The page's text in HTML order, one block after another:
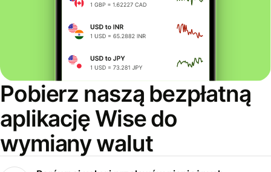
Pobierz naszą bezpłatną
aplikację Wise do
wymiany walut